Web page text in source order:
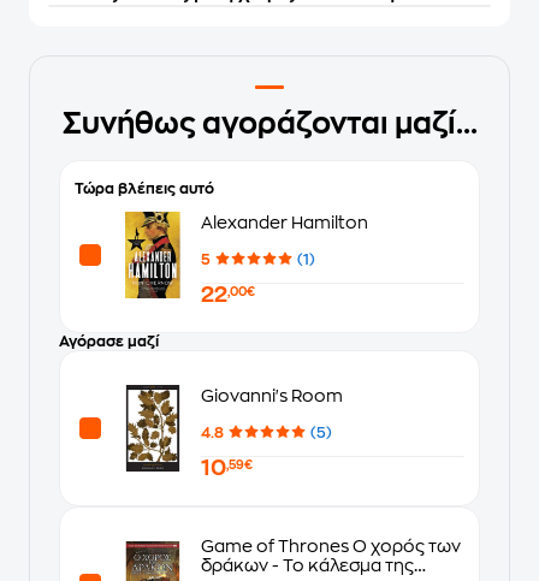
Συνήθως αγοράζονται μαζί...
Τώρα βλέπεις αυτό
Alexander Hamilton
5 (1)
22,00€
Αγόρασε μαζί
Giovanni's Room
4.8 (5)
10,59€
Game of Thrones Ο χορός των
δράκων - Το κάλεσμα της